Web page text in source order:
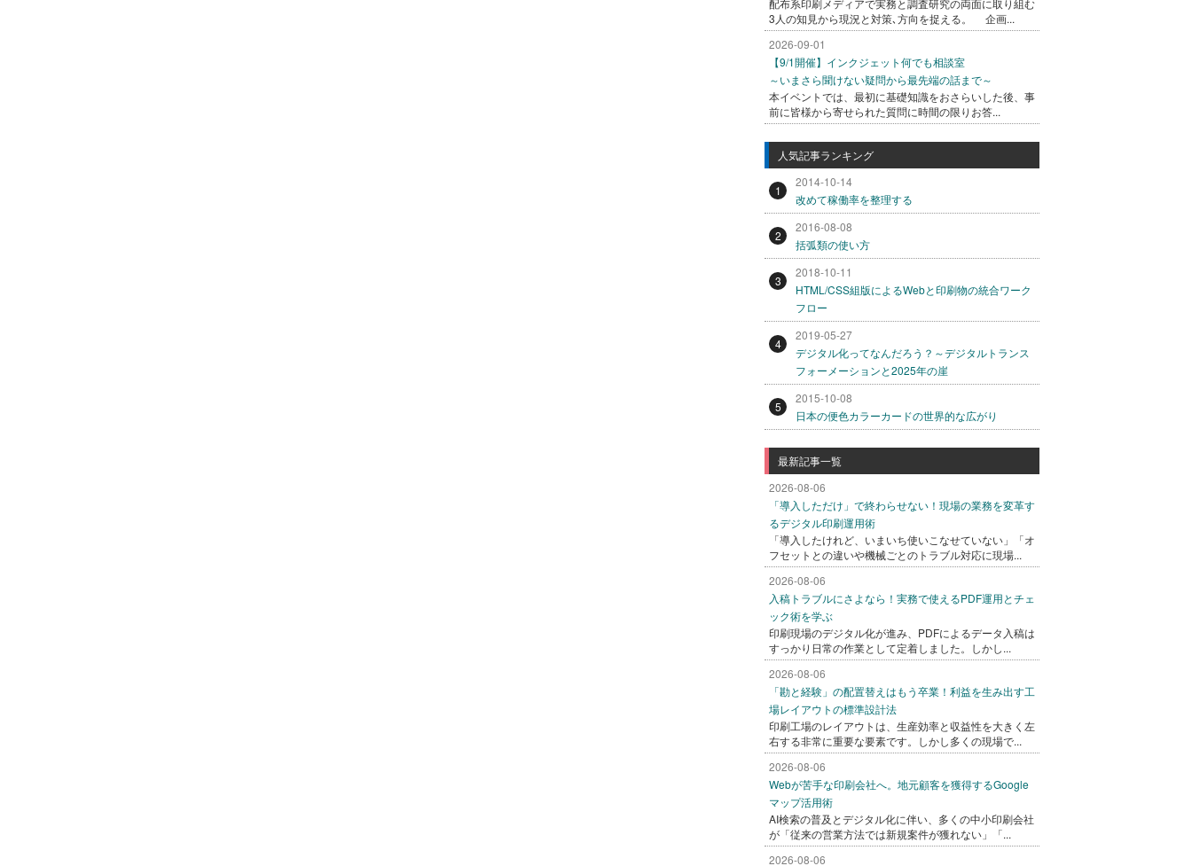
配布系印刷メディアで実務と調査研究の両面に取り組む
3人の知見から現況と対策､方向を捉える。 企画...
2026-09-01
【9/1開催】インクジェット何でも相談室
～いまさら聞けない疑問から最先端の話まで～
本イベントでは、最初に基礎知識をおさらいした後、事
前に皆様から寄せられた質問に時間の限りお答...
人気記事ランキング
1
2014-10-14
改めて稼働率を整理する
2
2016-08-08
括弧類の使い方
3
2018-10-11
HTML/CSS組版によるWebと印刷物の統合ワーク
フロー
4
2019-05-27
デジタル化ってなんだろう？～デジタルトランス
フォーメーションと2025年の崖
5
2015-10-08
日本の便色カラーカードの世界的な広がり
最新記事一覧
2026-08-06
「導入しただけ」で終わらせない！現場の業務を変革す
るデジタル印刷運用術
「導入したけれど、いまいち使いこなせていない」「オ
フセットとの違いや機械ごとのトラブル対応に現場...
2026-08-06
入稿トラブルにさよなら！実務で使えるPDF運用とチェ
ック術を学ぶ
印刷現場のデジタル化が進み、PDFによるデータ入稿は
すっかり日常の作業として定着しました。しかし...
2026-08-06
「勘と経験」の配置替えはもう卒業！利益を生み出す工
場レイアウトの標準設計法
印刷工場のレイアウトは、生産効率と収益性を大きく左
右する非常に重要な要素です。しかし多くの現場で...
2026-08-06
Webが苦手な印刷会社へ。地元顧客を獲得するGoogle
マップ活用術
AI検索の普及とデジタル化に伴い、多くの中小印刷会社
が「従来の営業方法では新規案件が獲れない」「...
2026-08-06